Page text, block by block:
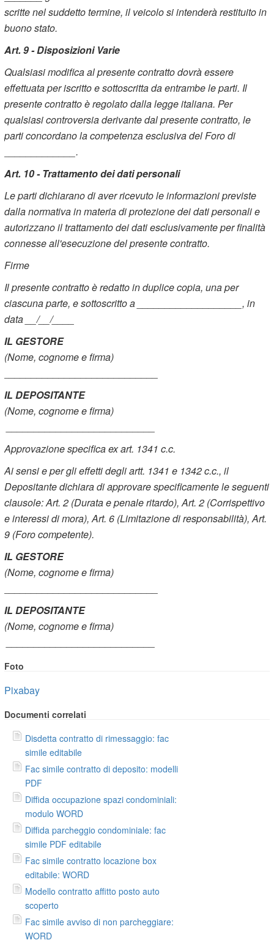
scritte nel suddetto termine, il veicolo si intenderà restituito in
buono stato.
Art. 9 - Disposizioni Varie
Qualsiasi modifica al presente contratto dovrà essere
effettuata per iscritto e sottoscritta da entrambe le parti. Il
presente contratto è regolato dalla legge italiana. Per
qualsiasi controversia derivante dal presente contratto, le
parti concordano la competenza esclusiva del Foro di
_____________.
Art. 10 - Trattamento dei dati personali
Le parti dichiarano di aver ricevuto le informazioni previste
dalla normativa in materia di protezione dei dati personali e
autorizzano il trattamento dei dati esclusivamente per finalità
connesse all'esecuzione del presente contratto.
Firme
Il presente contratto è redatto in duplice copia, una per
ciascuna parte, e sottoscritto a ___________________, in
data __/__/____
IL GESTORE
(Nome, cognome e firma)
IL DEPOSITANTE
(Nome, cognome e firma)
Approvazione specifica ex art. 1341 c.c.
Ai sensi e per gli effetti degli artt. 1341 e 1342 c.c., il
Depositante dichiara di approvare specificamente le seguenti
clausole: Art. 2 (Durata e penale ritardo), Art. 2 (Corrispettivo
e interessi di mora), Art. 6 (Limitazione di responsabilità), Art.
9 (Foro competente).
IL GESTORE
(Nome, cognome e firma)
IL DEPOSITANTE
(Nome, cognome e firma)
Foto
Pixabay
Documenti correlati
Disdetta contratto di rimessaggio: fac
simile editabile
Fac simile contratto di deposito: modelli
PDF
Diffida occupazione spazi condominiali:
modulo WORD
Diffida parcheggio condominiale: fac
simile PDF editabile
Fac simile contratto locazione box
editabile: WORD
Modello contratto affitto posto auto
scoperto
Fac simile avviso di non parcheggiare:
WORD